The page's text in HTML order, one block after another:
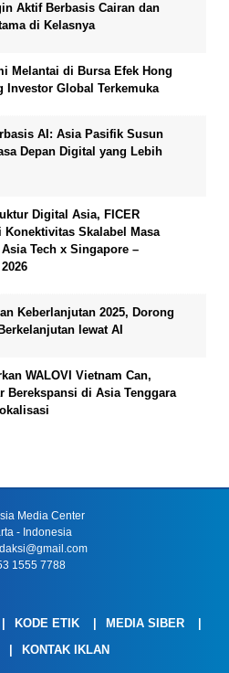
Aktif Berbasis Cairan dan
di Kelasnya
Melantai di Bursa Efek Hong
Investor Global Terkemuka
AI: Asia Pasifik Susun
Depan Digital yang Lebih
Digital Asia, FICER
Konektivitas Skalabel Masa
Tech x Singapore –
Keberlanjutan 2025, Dorong
lewat AI
WALOVI Vietnam Can,
Berekspansi di Asia Tenggara
Media Center
- Indonesia
1555 7788
KODE ETIK
MEDIA SIBER
KONTAK IKLAN